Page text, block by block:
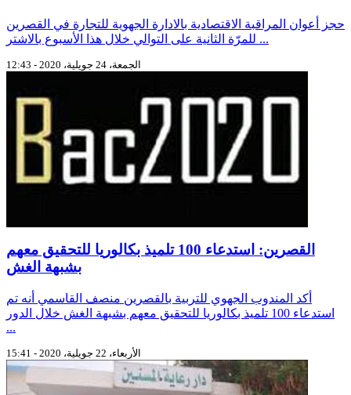
حجز أعوان المراقبة الاقتصادية بالادارة الجهوية للتجارة في القصرين
للمرّة الثانية على التوالي خلال هذا الأسبوع بالاشتر ...
الجمعة، 24 جويلية، 2020 - 12:43
القصرين: استدعاء 100 تلميذ بكالوريا للتحقيق معهم
بشبهة الغش
أكد المندوب الجهوي للتربية بالقصرين منصف القاسمي أنه تم
استدعاء 100 تلميذ بكالوريا للتحقيق معهم بشبهة الغش خلال الدور
...
الأربعاء، 22 جويلية، 2020 - 15:41